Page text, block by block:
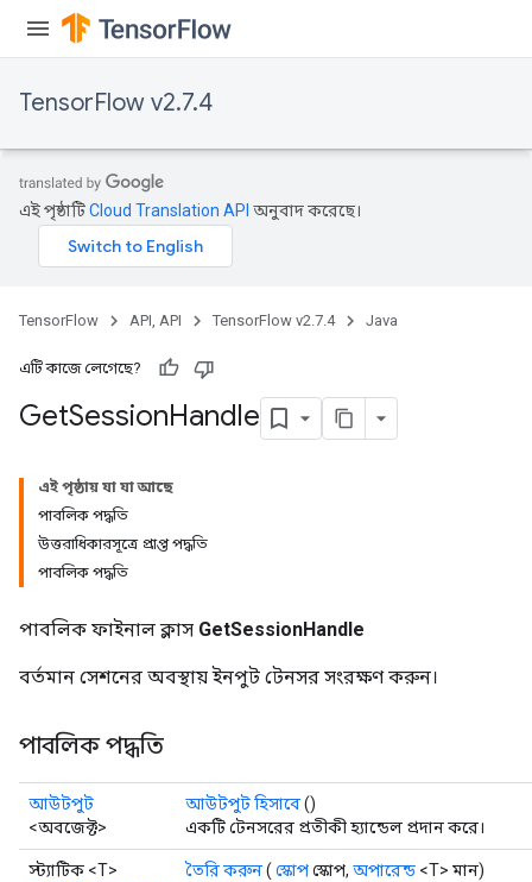
TensorFlow v2.7.4
এই পৃষ্ঠাটিCloud Translation API অনুবাদ করেছে।
TensorFlow API, API TensorFlow v2.7.4 Java
এটি কাজে লেগেছে?
GetSessionHandle
এই পৃষ্ঠায় যা যা আছে
পাবলিক পদ্ধতি
উত্তরাধিকারসূত্রে প্রাপ্ত পদ্ধতি
পাবলিক পদ্ধতি
পাবলিক ফাইনাল ক্লাস GetSessionHandle
বর্তমান সেশনের অবস্থায় ইনপুট টেনসর সংরক্ষণ করুন।
পাবলিক পদ্ধতি
আউটপুট
<অবজেক্ট>
আউটপুট হিসাবে()
একটি টেনসরের প্রতীকী হ্যান্ডেল প্রদান করে।
স্ট্যাটিক <T>
তৈরি করুন( স্কোপস্কোপ, অপারেন্ড <T> মান)